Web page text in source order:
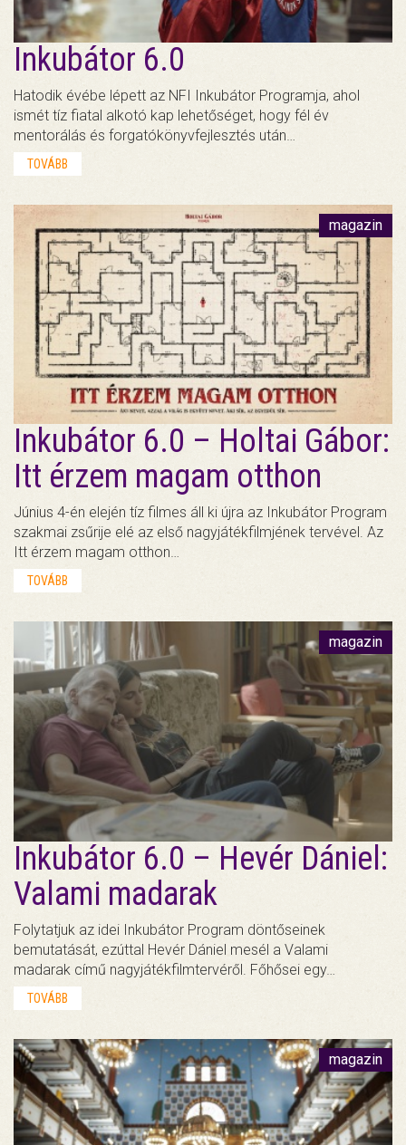
Inkubátor 6.0
Hatodik évébe lépett az NFI Inkubátor Programja, ahol
ismét tíz fiatal alkotó kap lehetőséget, hogy fél év
mentorálás és forgatókönyvfejlesztés után…
TOVÁBB
magazin
Inkubátor 6.0 – Holtai Gábor:
Itt érzem magam otthon
Június 4-én elején tíz filmes áll ki újra az Inkubátor Program
szakmai zsűrije elé az első nagyjátékfilmjének tervével. Az
Itt érzem magam otthon…
TOVÁBB
magazin
Inkubátor 6.0 – Hevér Dániel:
Valami madarak
Folytatjuk az idei Inkubátor Program döntőseinek
bemutatását, ezúttal Hevér Dániel mesél a Valami
madarak című nagyjátékfilmtervéről. Főhősei egy…
TOVÁBB
magazin